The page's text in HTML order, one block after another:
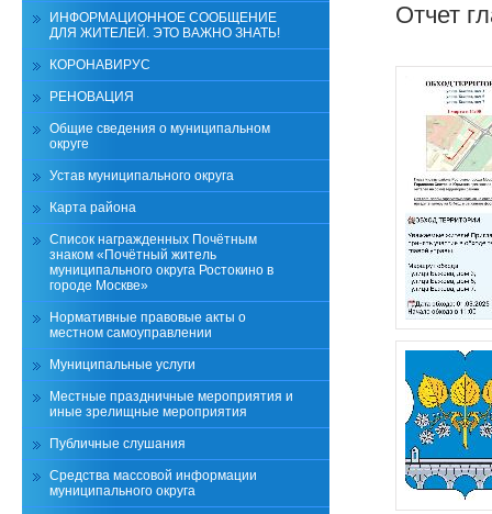
Отчет
ИНФОРМАЦИОННОЕ СООБЩЕНИЕ
ДЛЯ ЖИТЕЛЕЙ. ЭТО ВАЖНО ЗНАТЬ!
КОРОНАВИРУС
РЕНОВАЦИЯ
Общие сведения о муниципальном
округе
Устав муниципального округа
Карта района
Список награжденных Почётным
знаком «Почётный житель
муниципального округа Ростокино в
городе Москве»
Нормативные правовые акты о
местном самоуправлении
Муниципальные услуги
Местные праздничные мероприятия и
иные зрелищные мероприятия
Публичные слушания
Средства массовой информации
муниципального округа